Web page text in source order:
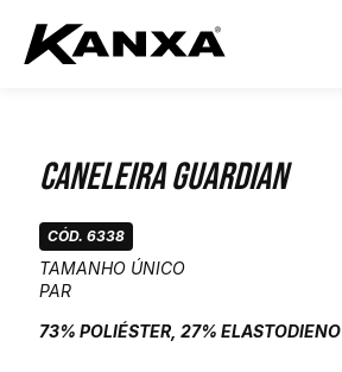
Caneleira Guardian
CÓD. 6338
TAMANHO ÚNICO
PAR
73% POLIÉSTER, 27% ELASTODIENO